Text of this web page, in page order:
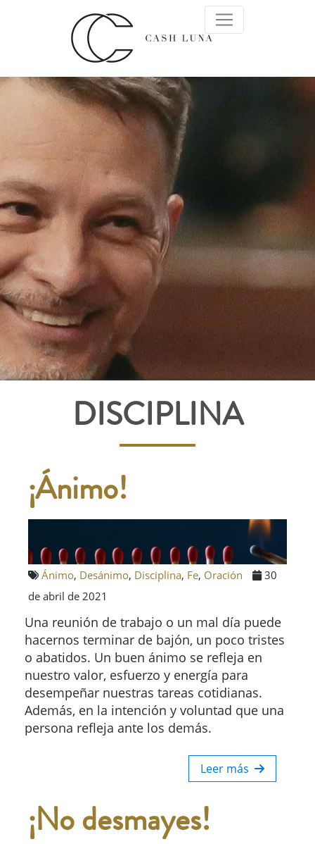
DISCIPLINA
¡Ánimo!
Ánimo, Desánimo, Disciplina, Fe, Oración
30
de abril de 2021
Una reunión de trabajo o un mal día puede
hacernos terminar de bajón, un poco tristes
o abatidos. Un buen ánimo se refleja en
nuestro valor, esfuerzo y energía para
desempeñar nuestras tareas cotidianas.
Además, en la intención y voluntad que una
persona refleja ante los demás.
Leer más
¡No desmayes!